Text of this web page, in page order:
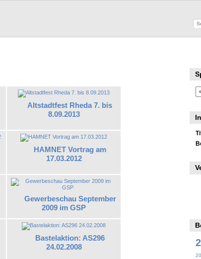
Altstadtfest Rheda 7. bis
8.09.2013
HAMNET Vortrag am
17.03.2012
Gewerbeschau September
2009 im GSP
Bastelaktion: AS296
24.02.2008